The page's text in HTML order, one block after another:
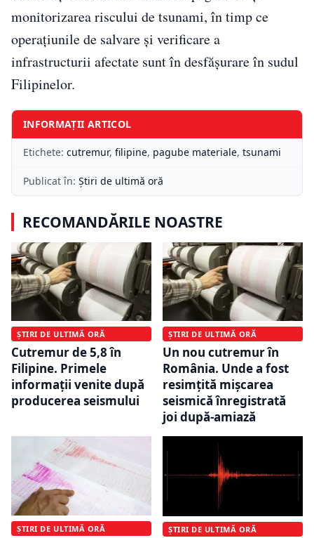
monitorizarea riscului de tsunami, în timp ce
operațiunile de salvare și verificare a
infrastructurii afectate sunt în desfășurare în sudul
Filipinelor.
INFORMAȚII ARTICOL
Etichete: cutremur, filipine, pagube materiale, tsunami
Publicat în: Știri de ultimă oră
RECOMANDĂRILE NOASTRE
ȘTIRI DE ULTIMĂ ORĂ
Cutremur de 5,8 în
Filipine. Primele
informații venite după
producerea seismului
ȘTIRI DE ULTIMĂ ORĂ
Un nou cutremur în
România. Unde a fost
resimțită mișcarea
seismică înregistrată
joi după-amiază
ȘTIRI DE ULTIMĂ ORĂ ȘTIRI DE ULTIMĂ ORĂ